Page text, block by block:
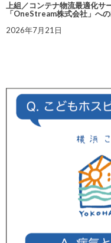
上組／コンテナ物流最適化サ
「OneStream株式会社」へ
2026年7月21日